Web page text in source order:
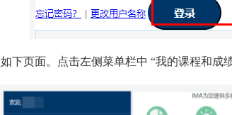
下页面。点击左侧菜单栏中 “我的课程和成